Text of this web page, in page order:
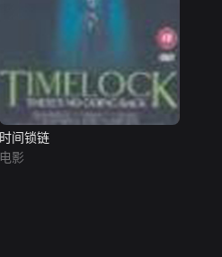
时间锁链
电影